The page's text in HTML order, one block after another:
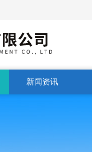
新闻资讯